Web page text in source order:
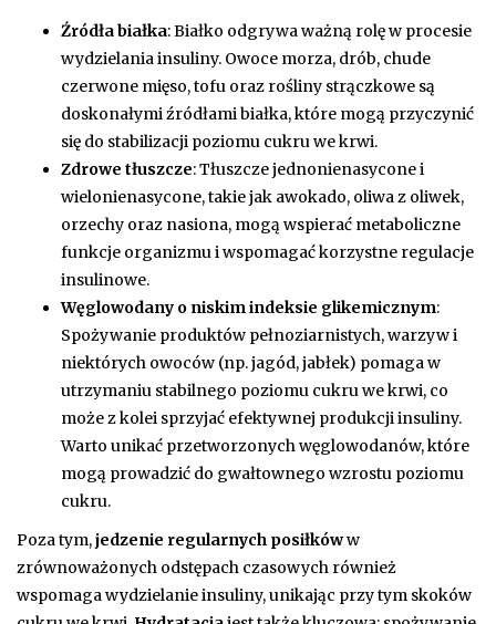
Źródła białka: Białko odgrywa ważną rolę w procesie
wydzielania insuliny. Owoce morza, drób, chude
czerwone mięso, tofu oraz rośliny strączkowe są
doskonałymi źródłami białka, które mogą przyczynić
się do stabilizacji poziomu cukru we krwi.
Zdrowe tłuszcze: Tłuszcze jednonienasycone i
wielonienasycone, takie jak awokado, oliwa z oliwek,
orzechy oraz nasiona, mogą wspierać metaboliczne
funkcje organizmu i wspomagać korzystne regulacje
insulinowe.
Węglowodany o niskim indeksie glikemicznym:
Spożywanie produktów pełnoziarnistych, warzyw i
niektórych owoców (np. jagód, jabłek) pomaga w
utrzymaniu stabilnego poziomu cukru we krwi, co
może z kolei sprzyjać efektywnej produkcji insuliny.
Warto unikać przetworzonych węglowodanów, które
mogą prowadzić do gwałtownego wzrostu poziomu
cukru.
Poza tym,jedzenie regularnych posiłkóww
zrównoważonych odstępach czasowych również
wspomaga wydzielanie insuliny, unikając przy tym skoków